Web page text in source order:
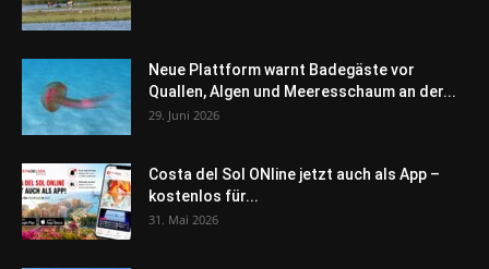
Neue Plattform warnt Badegäste vor
Quallen, Algen und Meeresschaum an der...
29. Juni 2026
Costa del Sol ONline jetzt auch als App –
kostenlos für...
31. Mai 2026